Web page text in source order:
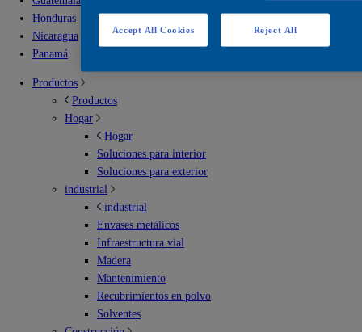
Honduras
Nicaragua
Panamá
Productos
Productos
Hogar
Hogar
Soluciones para interior
Soluciones para exterior
industrial
industrial
Envases metálicos
Infraestructura vial
Madera
Mantenimiento
Recubrimientos en polvo
Solventes
Reject All
Accept All Cookies